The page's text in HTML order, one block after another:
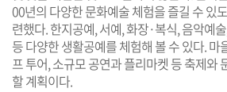
00년의 다양한 문화예술 체험을 즐길 수 있
련했다. 한지공예, 서예, 화장·복식, 음악예
등 다양한 생활공예를 체험해 볼 수 있다. 마
프 투어, 소규모 공연과 플리마켓 등 축제와
할 계획이다.